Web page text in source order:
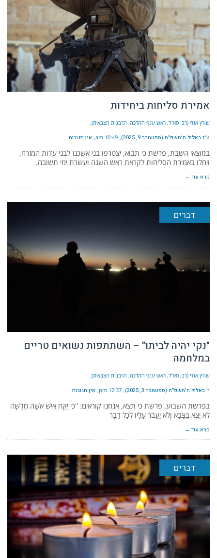
אמירת סליחות ביחידות
שורץ אודי (רב, סא"ל, ראש ענף ההלכה, הרבנות הצבאית)
ט״ז באלול ה׳תשפ״ה (ספטמבר 9, 2025) 10:49 am אין תגובות
במוצאי השבת, פרשת כי תבוא, יצטרפו בני אשכנז לבני עדות המזרח,
ויחלו באמירת הסליחות לקראת ראש השנה ועשרת ימי תשובה.
קרא עוד ←
דברים
"נקי יהיה לביתו" – השתתפות נשואים טריים
במלחמה
שורץ אודי (רב, סא"ל, ראש ענף ההלכה, הרבנות הצבאית)
י׳ באלול ה׳תשפ״ה (ספטמבר 3, 2025) 12:37 pm אין תגובות
בפרשת השבוע, פרשת כי תצא, אנחנו קוראים: "כִּי יִקַּח אִישׁ אִשָּׁה חֲדָשָׁה
לֹא יֵצֵא בַּצָּבָא וְלֹא יַעֲבֹר עָלָיו לְכָל דָּבָר
קרא עוד ←
דברים